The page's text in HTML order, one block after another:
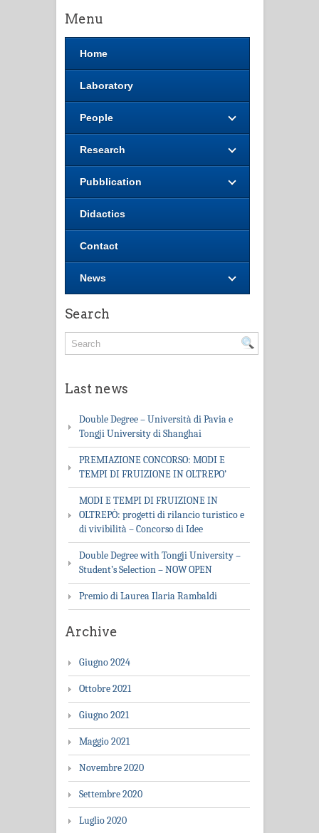
Menu
Home
Laboratory
People
Research
Pubblication
Didactics
Contact
News
Search
Last news
Double Degree – Università di Pavia e
Tongji University di Shanghai
PREMIAZIONE CONCORSO: MODI E
TEMPI DI FRUIZIONE IN OLTREPO’
MODI E TEMPI DI FRUIZIONE IN
OLTREPÒ: progetti di rilancio turistico e
di vivibilità – Concorso di Idee
Double Degree with Tongji University –
Student’s Selection – NOW OPEN
Premio di Laurea Ilaria Rambaldi
Archive
Giugno 2024
Ottobre 2021
Giugno 2021
Maggio 2021
Novembre 2020
Settembre 2020
Luglio 2020